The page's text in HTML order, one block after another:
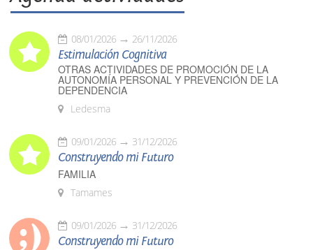
08/01/2026 26/11/2026
Estimulación Cognitiva
OTRAS ACTIVIDADES DE PROMOCIÓN DE LA
AUTONOMÍA PERSONAL Y PREVENCIÓN DE LA
DEPENDENCIA
Ledesma
09/01/2026 31/12/2026
Construyendo mi Futuro
FAMILIA
Tamames
09/01/2026 31/12/2026
Construyendo mi Futuro